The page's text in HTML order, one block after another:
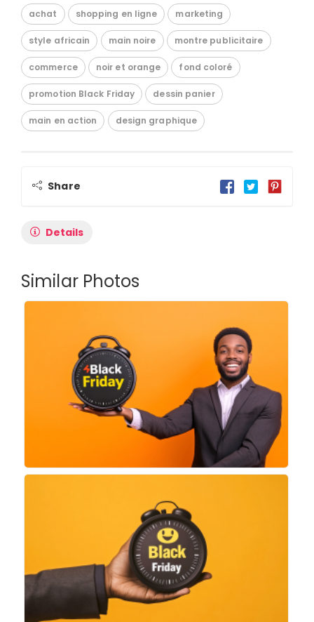
achat shopping en ligne marketing
style africain main noire montre publicitaire
commerce noir et orange fond coloré
promotion Black Friday dessin panier
main en action design graphique
Share
Details
Similar Photos